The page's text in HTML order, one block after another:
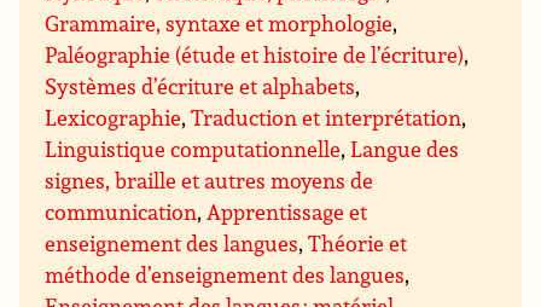
Grammaire, syntaxe et morphologie,
Paléographie (étude et histoire de l’écriture),
Systèmes d’écriture et alphabets,
Lexicographie,Traduction et interprétation,
Linguistique computationnelle,Langue des
signes, braille et autres moyens de
communication,Apprentissage et
enseignement des langues,Théorie et
méthode d’enseignement des langues,